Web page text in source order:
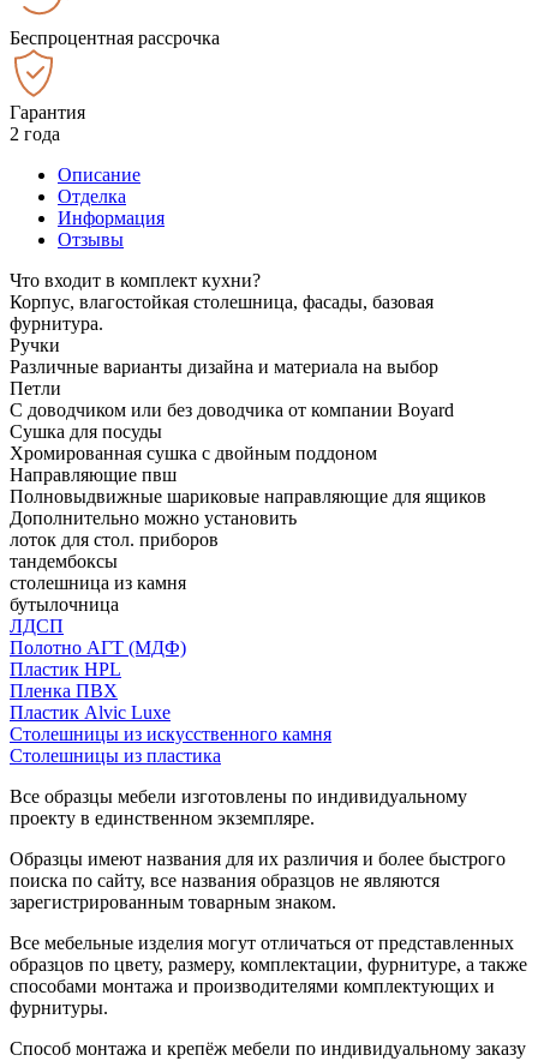
Беспроцентная рассрочка
Гарантия
2 года
Описание
Отделка
Информация
Отзывы
Что входит в комплект кухни?
Корпус, влагостойкая столешница, фасады, базовая
фурнитура.
Ручки
Различные варианты дизайна и материала на выбор
Петли
С доводчиком или без доводчика от компании Boyard
Сушка для посуды
Хромированная сушка с двойным поддоном
Направляющие пвш
Полновыдвижные шариковые направляющие для ящиков
Дополнительно можно установить
лоток для стол. приборов
тандембоксы
столешница из камня
бутылочница
ЛДСП
Полотно АГТ (МДФ)
Пластик HPL
Пленка ПВХ
Пластик Alvic Luxe
Столешницы из искусственного камня
Столешницы из пластика
Все образцы мебели изготовлены по индивидуальному
проекту в единственном экземпляре.
Образцы имеют названия для их различия и более быстрого
поиска по сайту, все названия образцов не являются
зарегистрированным товарным знаком.
Все мебельные изделия могут отличаться от представленных
образцов по цвету, размеру, комплектации, фурнитуре, а также
способами монтажа и производителями комплектующих и
фурнитуры.
Способ монтажа и крепёж мебели по индивидуальному заказу